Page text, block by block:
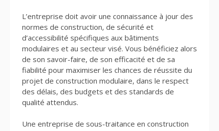
L’entreprise doit avoir une connaissance à jour des
normes de construction, de sécurité et
d’accessibilité spécifiques aux bâtiments
modulaires et au secteur visé. Vous bénéficiez alors
de son savoir-faire, de son efficacité et de sa
fiabilité pour maximiser les chances de réussite du
projet de construction modulaire, dans le respect
des délais, des budgets et des standards de
qualité attendus.
Une entreprise de sous-traitance en construction